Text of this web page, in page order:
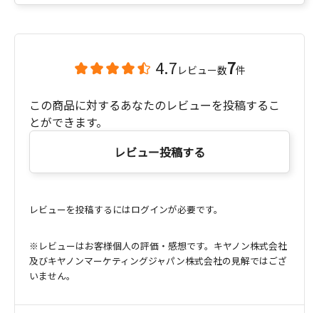
4.7 レビュー数7件
この商品に対するあなたのレビューを投稿するこ
とができます。
レビュー投稿する
レビューを投稿するにはログインが必要です。
※レビューはお客様個人の評価・感想です。キヤノン株式会社
及びキヤノンマーケティングジャパン株式会社の見解ではござ
いません。